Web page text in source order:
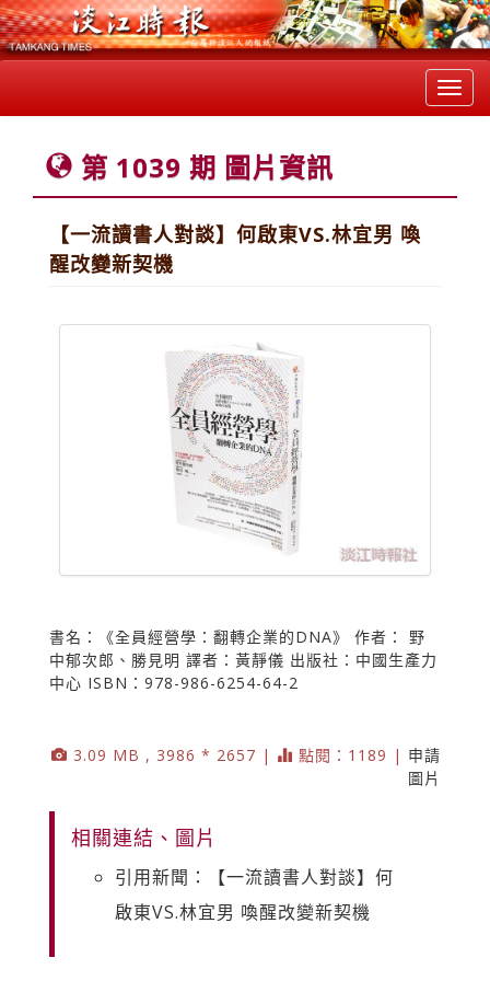
第 1039 期 圖片資訊
【一流讀書人對談】何啟東VS.林宜男 喚
醒改變新契機
書名：《全員經營學：翻轉企業的DNA》 作者： 野
中郁次郎、勝見明 譯者：黃靜儀 出版社：中國生產力
中心 ISBN：978-986-6254-64-2
3.09 MB , 3986 * 2657 | 點閱：1189 | 申請
圖片
相關連結、圖片
引用新聞：【一流讀書人對談】何
啟東VS.林宜男 喚醒改變新契機